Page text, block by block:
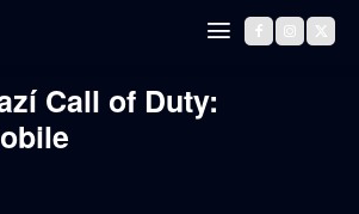
Call of Duty: